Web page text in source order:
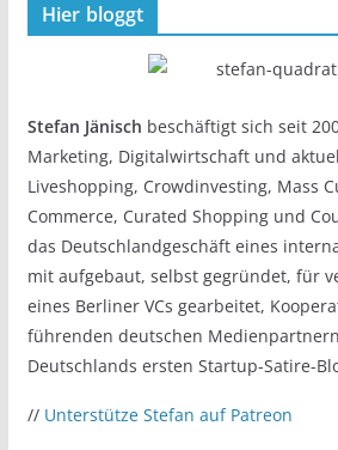
Hier bloggt
Stefan Jänisch beschäftigt sich seit
Marketing, Digitalwirtschaft und
Liveshopping, Crowdinvesting, Mass
Commerce, Curated Shopping und
das Deutschlandgeschäft eines
mit aufgebaut, selbst gegründet, für
eines Berliner VCs gearbeitet,
führenden deutschen
Deutschlands ersten Startup-Satire-
// Unterstütze Stefan auf Patreon